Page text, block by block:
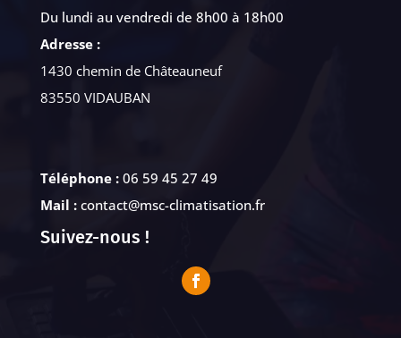
Du lundi au vendredi de 8h00 à 18h00
Adresse :
1430 chemin de Châteauneuf
83550 VIDAUBAN
Téléphone : 06 59 45 27 49
Mail :contact@msc-climatisation.fr
Suivez-nous !